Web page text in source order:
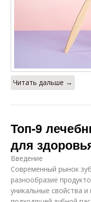
Читать дальше →
Топ-9
для
Введение
Современный рынок
разнообразие
уникальные свойства